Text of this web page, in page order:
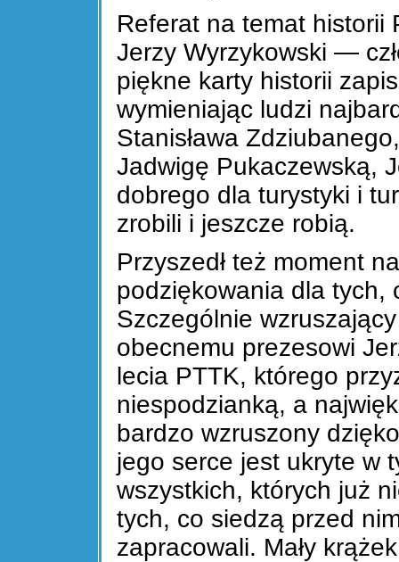
Referat na temat historii
Jerzy Wyrzykowski —
piękne karty historii
wymieniając ludzi
Stanisława
Jadwigę Pukaczewską,
dobrego dla turystyki i
zrobili i jeszcze robią.
Przyszedł też moment
podziękowania dla tych,
Szczególnie
obecnemu prezesowi
lecia PTTK, którego
niespodzianką, a
bardzo wzruszony
jego serce jest ukryte w
wszystkich, których już
tych, co siedzą przed
zapracowali. Mały